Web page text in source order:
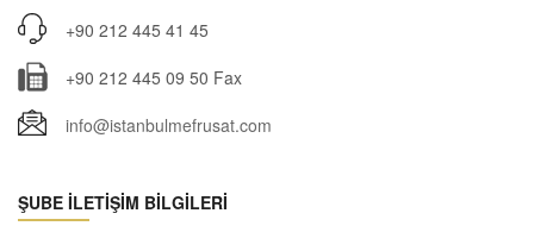
+90 212 445 41 45
+90 212 445 09 50 Fax
info@istanbulmefrusat.com
ŞUBE İLETİŞİM BİLGİLERİ